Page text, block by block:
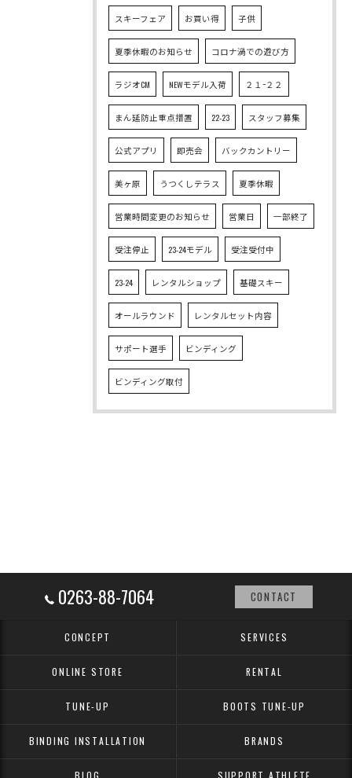
スキーフェア お買い得 子供
夏季休暇のお知らせ コロナ渦での遊び方
ラジオCM NEWモデル入荷 ２１−２２
まん延防止重点措置 22-23 スタッフ募集
公式アプリ 即売会 バックカントリー
美ヶ原 うつくしテラス 夏季休暇
営業時間変更のお知らせ 営業日 一部終了
受注停止 23-24モデル 受注受付中
23-24 レンタルショップ 基礎スキー
オールラウンド レンタルセット内容
サポート選手 ビンディング
ビンディング取付
0263-88-7064 CONTACT
CONCEPT SERVICES
ONLINE STORE RENTAL
TUNE-UP BOOTS TUNE-UP
BINDING INSTALLATION BRANDS
BLOG SUPPORT ATHLETE